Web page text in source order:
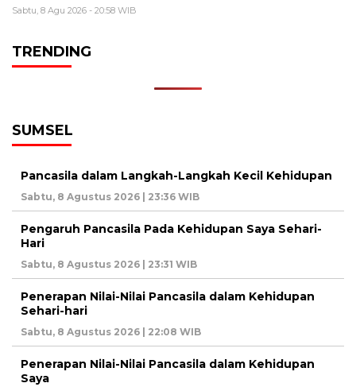
Sabtu, 8 Agu 2026 - 20:58 WIB
TRENDING
SUMSEL
Pancasila dalam Langkah-Langkah Kecil Kehidupan
Sabtu, 8 Agustus 2026 | 23:36 WIB
Pengaruh Pancasila Pada Kehidupan Saya Sehari-
Hari
Sabtu, 8 Agustus 2026 | 23:31 WIB
Penerapan Nilai-Nilai Pancasila dalam Kehidupan
Sehari-hari
Sabtu, 8 Agustus 2026 | 22:08 WIB
Penerapan Nilai-Nilai Pancasila dalam Kehidupan
Saya